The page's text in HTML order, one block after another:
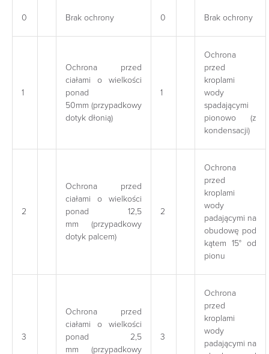
0 Brak ochrony 0 Brak ochrony
1
Ochrona przed
ciałami o wielkości
ponad
50mm (przypadkowy
dotyk dłonią)
1
Ochrona
przed
kroplami
wody
spadającymi
pionowo (z
kondensacji)
2
Ochrona przed
ciałami o wielkości
ponad 12,5
mm (przypadkowy
dotyk palcem)
2
Ochrona
przed
kroplami
wody
padającymi na
obudowę pod
kątem 15° od
pionu
3
Ochrona przed
ciałami o wielkości
ponad 2,5
mm (przypadkowy
3
Ochrona
przed
kroplami
wody
padającymi na